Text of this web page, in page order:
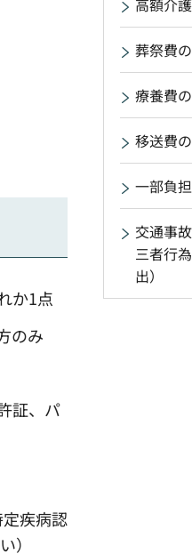
か1点
のみ
証、パ
疾病認
）
高額介
葬祭費
療養費
移送費
一部負
交通事
三者行
出）